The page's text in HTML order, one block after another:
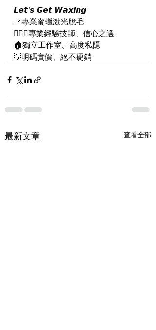
𝙇𝙚𝙩'𝙨 𝙂𝙚𝙩 𝙒𝙖𝙭𝙞𝙣𝙜
📌專業蜜蠟激光脫毛
👨🏻‍⚕️專業經驗技師、信心之選
🏠獨立工作室、高度私隱
💡明碼實價、絕不硬銷
最新文章 查看全部